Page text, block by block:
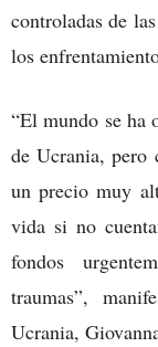
controladas de
los
“El mundo se ha
de Ucrania, pero
un precio muy
vida si no
fondos
traumas”,
Ucrania,